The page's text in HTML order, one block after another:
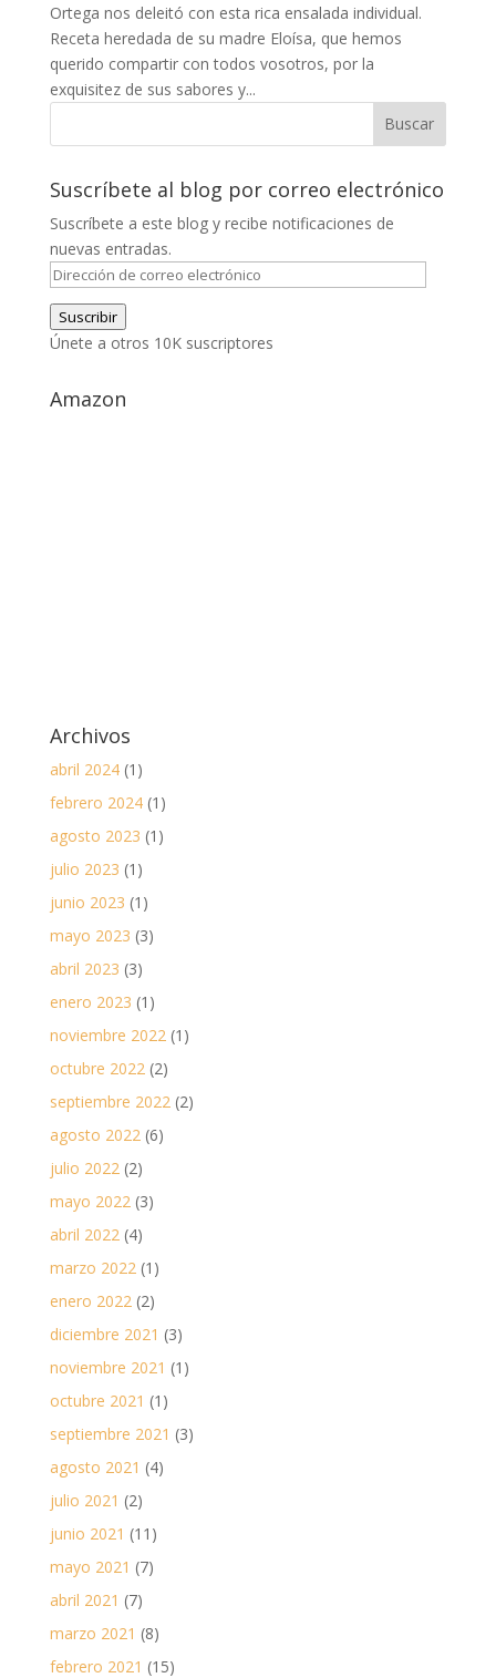
Ortega nos deleitó con esta rica ensalada individual.
Receta heredada de su madre Eloísa, que hemos
querido compartir con todos vosotros, por la
exquisitez de sus sabores y...
Suscríbete al blog por correo electrónico
Suscríbete a este blog y recibe notificaciones de
nuevas entradas.
Dirección
correo
electrónico
Suscribir
Únete a otros 10K suscriptores
Amazon
Archivos
abril 2024(1)
febrero 2024(1)
agosto 2023 (1)
julio 2023 (1)
junio 2023 (1)
mayo 2023 (3)
abril 2023 (3)
enero 2023 (1)
noviembre 2022 (1)
octubre 2022 (2)
septiembre 2022 (2)
agosto 2022 (6)
julio 2022 (2)
mayo 2022 (3)
abril 2022 (4)
marzo 2022 (1)
enero 2022 (2)
diciembre 2021 (3)
noviembre 2021 (1)
octubre 2021 (1)
septiembre 2021 (3)
agosto 2021 (4)
julio 2021 (2)
junio 2021 (11)
mayo 2021 (7)
abril 2021 (7)
marzo 2021 (8)
febrero 2021 (15)